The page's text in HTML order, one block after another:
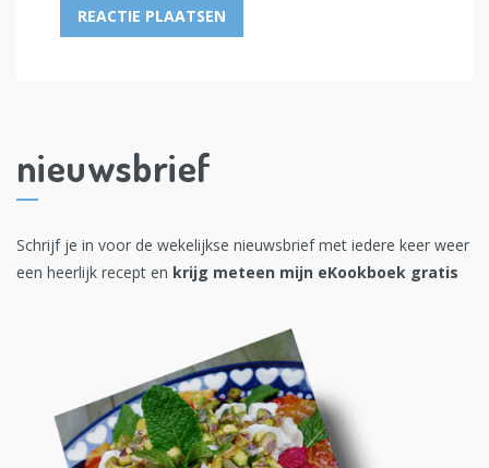
nieuwsbrief
Schrijf je in voor de wekelijkse nieuwsbrief met iedere keer weer
een heerlijk recept en krijg meteen mijn eKookboek gratis